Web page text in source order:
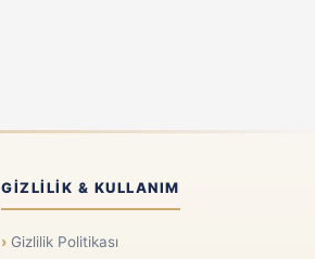
GIZLILIK & KULLANIM
Gizlilik Politikası